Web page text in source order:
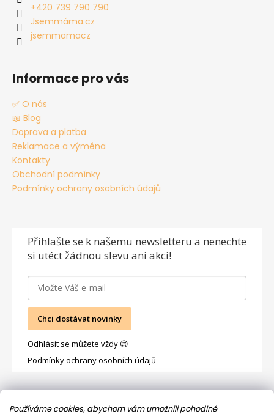
Používáme cookies, abychom vám umožnili pohodlné
+420 739 790 790
Jsemmáma.cz
jsemmamacz
Informace pro vás
✅ O nás
📖 Blog
Doprava a platba
Reklamace a výměna
Kontakty
Obchodní podmínky
Podmínky ochrany osobních údajů
Přihlašte se k našemu newsletteru a nenechte
si utéct žádnou slevu ani akci!
Chci dostávat novinky
Odhlásit se můžete vždy 😊
Podmínky ochrany osobních údajů
Facebook